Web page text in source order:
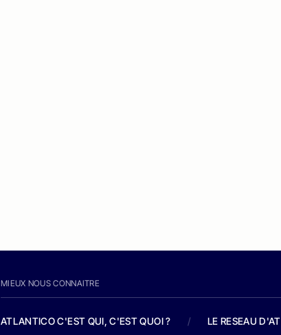
MIEUX NOUS CONNAITRE
ATLANTICO C'EST QUI, C'EST QUOI ? / LE RESEAU